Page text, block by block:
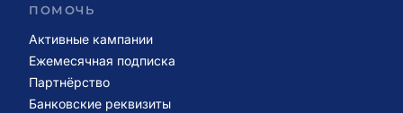
ПОМОЧЬ
Активные кампании
Ежемесячная подписка
Партнёрство
Банковские реквизиты